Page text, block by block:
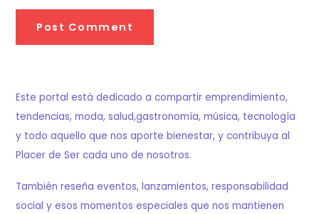
Este portal está dedicado a compartir emprendimiento,
tendencias, moda, salud,gastronomía, música, tecnología
y todo aquello que nos aporte bienestar, y contribuya al
Placer de Ser cada uno de nosotros.
También reseña eventos, lanzamientos, responsabilidad
social y esos momentos especiales que nos mantienen